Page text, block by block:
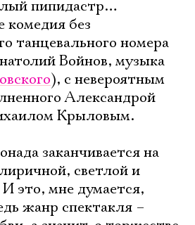
пипидастр…
комедия без
танцевального номера
Войнов, музыка
), с невероятным
Александрой
Крыловым.
заканчивается на
светлой и
это, мне думается,
жанр спектакля –